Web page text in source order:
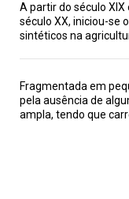
A partir do século
século XX, iniciou-se
sintéticos na
Fragmentada em
pela ausência de
ampla, tendo que